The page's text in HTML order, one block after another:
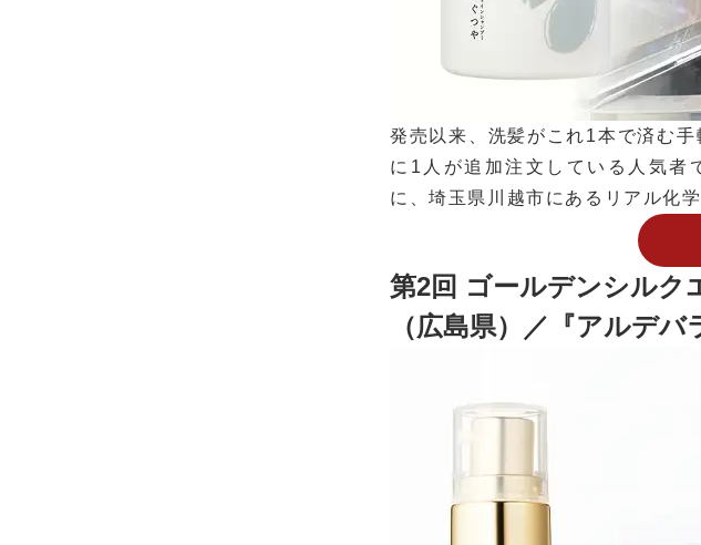
発売以来、洗髪がこれ1本で済む
に1人が追加注文している人気者
に、埼玉県川越市にあるリアル化
第2回 ゴールデンシルク
（広島県）／『アルデバ